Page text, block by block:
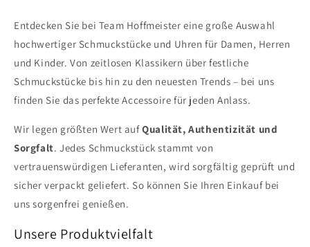
Entdecken Sie bei Team Hoffmeister eine große Auswahl
hochwertiger Schmuckstücke und Uhren für Damen, Herren
und Kinder. Von zeitlosen Klassikern über festliche
Schmuckstücke bis hin zu den neuesten Trends – bei uns
finden Sie das perfekte Accessoire für jeden Anlass.
Wir legen größten Wert aufQualität, Authentizität und
Sorgfalt. Jedes Schmuckstück stammt von
vertrauenswürdigen Lieferanten, wird sorgfältig geprüft und
sicher verpackt geliefert. So können Sie Ihren Einkauf bei
uns sorgenfrei genießen.
Unsere Produktvielfalt